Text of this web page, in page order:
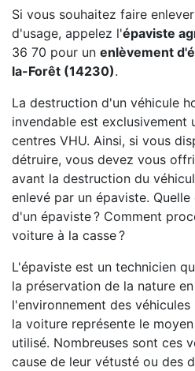
Si vous souhaitez faire
d'usage, appelez l'épaviste
36 70 pour un enlèvement
la-Forêt (14230).
La destruction d'un véhicule
invendable est exclusivement
centres VHU. Ainsi, si vous
détruire, vous devez vous
avant la destruction du
enlevé par un épaviste.
d'un épaviste ? Comment
voiture à la casse ?
L'épaviste est un technicien
la préservation de la nature
l'environnement des véhicules
la voiture représente le
utilisé. Nombreuses sont ces
cause de leur vétusté ou des